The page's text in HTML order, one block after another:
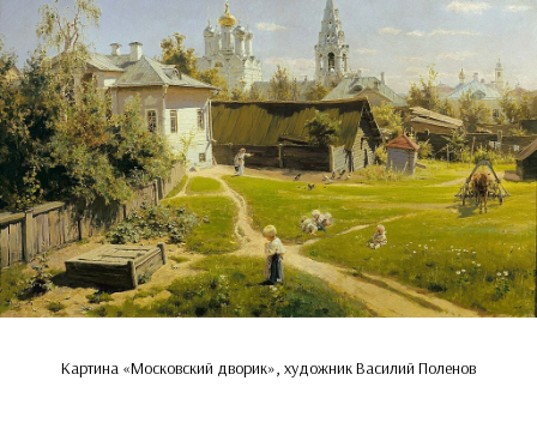
Картина «Московский дворик», художник Василий Поленов